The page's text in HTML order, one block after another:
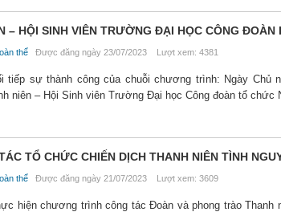
– HỘI SINH VIÊN TRƯỜNG ĐẠI HỌC CÔNG ĐOÀN
thể Được đăng ngày 23/07/2023 Lượt xem: 4381
tiếp sự thành công của chuỗi chương trình: Ngày Chủ
niên – Hội Sinh viên Trường Đại học Công đoàn tổ chức
TỔ CHỨC CHIẾN DỊCH THANH NIÊN TÌNH
thể Được đăng ngày 21/07/2023 Lượt xem: 3609
hiện chương trình công tác Đoàn và phong trào Thanh